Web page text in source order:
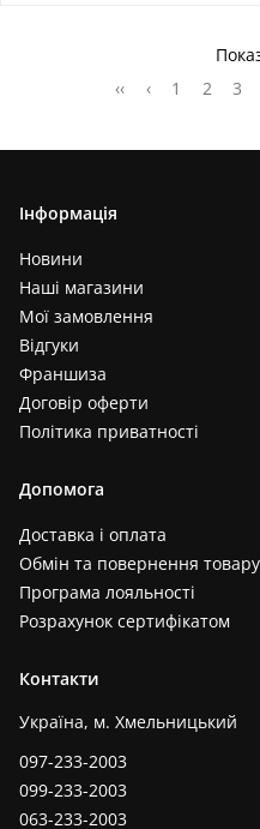
‹‹
‹ 1 2 3
Інформація
Новини
Наші магазини
Мої замовлення
Відгуки
Франшиза
Договір оферти
Політика приватності
Допомога
Доставка і оплата
Обмін та повернення товару
Програма лояльності
Розрахунок сертифікатом
Контакти
Україна, м. Хмельницький
097-233-2003
099-233-2003
063-233-2003